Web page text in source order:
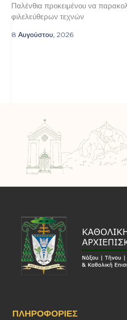
Παλένθια προκειμένου να
φιλελεύθερων τεχνών
8 Αυγούστου, 2026
ΠΛΗΡΟΦΟΡΊΕΣ